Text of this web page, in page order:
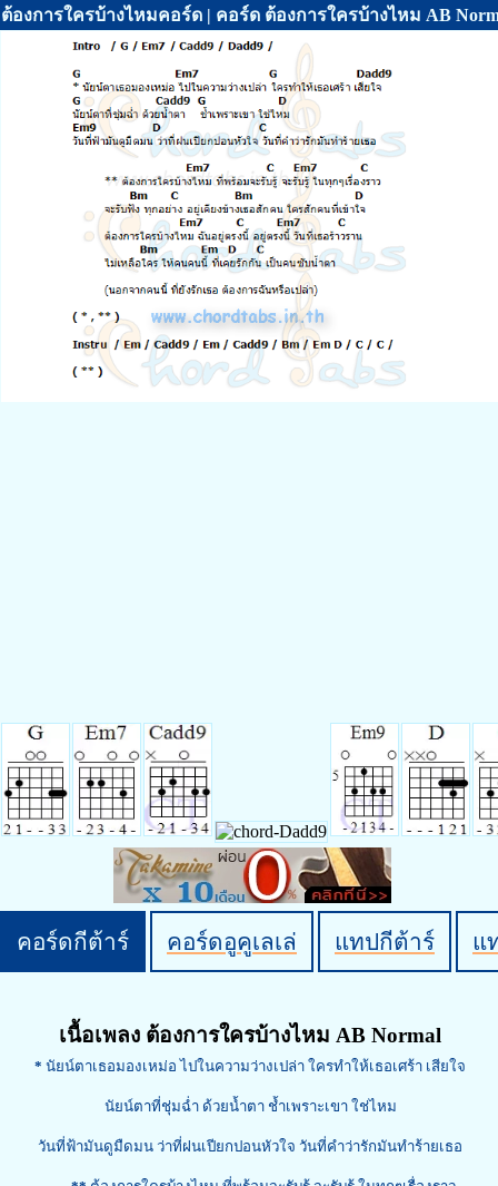
ต้องการใครบ้างไหมคอร์ด | คอร์ด ต้องการใครบ้างไหม AB
คอร์ดกีต้าร์ คอร์ดอูคูเลเล่ แทปกีต้าร์ แ
เนื้อเพลง ต้องการใครบ้างไหม AB Normal
* นัยน์ตาเธอมองเหม่อ ไปในความว่างเปล่า ใครทำให้เธอเศร้า เสียใจ
นัยน์ตาที่ชุ่มฉ่ำ ด้วยน้ำตา ช้ำเพราะเขา ใช่ไหม
วันที่ฟ้ามันดูมืดมน ว่าที่ฝนเปียกปอนหัวใจ วันที่คำว่ารักมันทำร้ายเธอ